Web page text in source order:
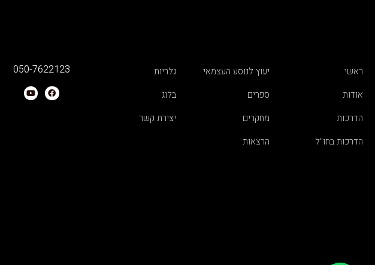
ראשי
אודות
הדרכות
הדרכות בחו"ל
יעוץ לנוסע העצמאי
ספרים
מחקרים
הרצאות
גלריות
בלוג
יצירת קשר
050-7622123